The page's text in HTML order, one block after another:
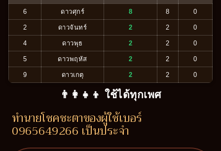
6 ดาวศุกร์ 8 8 0
2 ดาวจันทร์ 2 2 0
4 ดาวพุธ 2 2 0
5 ดาวพฤหัส 2 2 0
9 ดาวเกตุ 2 2 0
👨‍👩‍👧‍👦 ใช้ได้ทุกเพศ
ทำนายโชคชะตาของผู้ใช้เบอร์
0965649266 เป็นประจำ